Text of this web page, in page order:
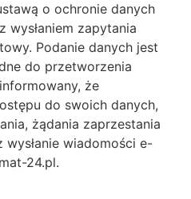
o ochronie danych
zapytania
Podanie danych jest
do przetworzenia
że
do swoich danych,
żądania zaprzestania
wiadomości e-
24.pl.